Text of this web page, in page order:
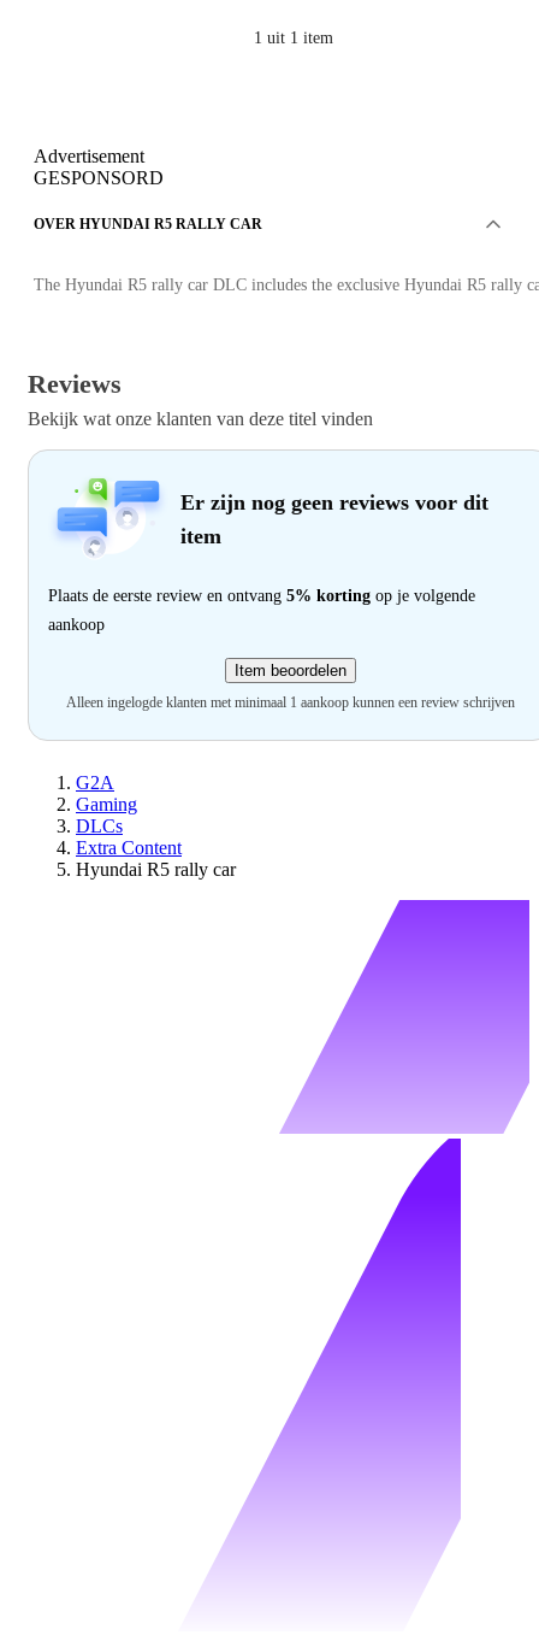
1 uit 1 item
Advertisement
GESPONSORD
OVER HYUNDAI R5 RALLY CAR
The Hyundai R5 rally car DLC includes the exclusive Hyundai R5 rally
Reviews
Bekijk wat onze klanten van deze titel vinden
Er zijn nog geen reviews voor dit
item
Plaats de eerste review en ontvang 5% korting op je volgende
aankoop
Item beoordelen
Alleen ingelogde klanten met minimaal 1 aankoop kunnen een review schrijven
G2A
Gaming
DLCs
Extra Content
Hyundai R5 rally car